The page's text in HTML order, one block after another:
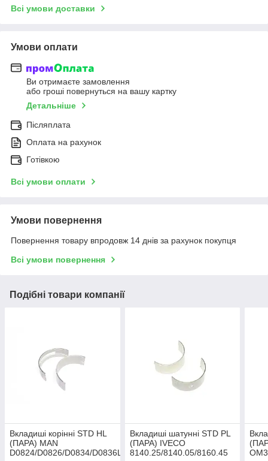
Всі умови доставки
Умови оплати
Ви отримаєте замовлення
або гроші повернуться на вашу картку
Детальніше
Післяплата
Оплата на рахунок
Готівкою
Всі умови оплати
Умови повернення
Повернення товару впродовж 14 днів за рахунок покупця
Всі умови повернення
Подібні товари компанії
Вкладиші корінні STD HL
(ПАРА) MAN
D0824/D0826/D0834/D0836LF/LFL/LOH/LUH
Вкладиші шатунні STD PL
(ПАРА) IVECO
8140.25/8140.05/8160.45